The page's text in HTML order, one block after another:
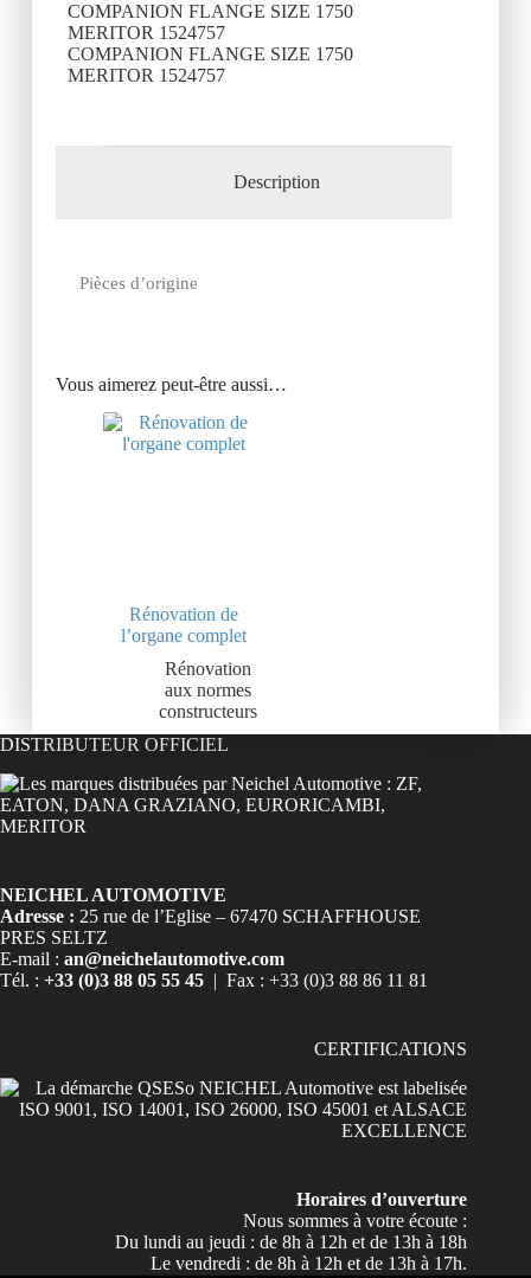
COMPANION FLANGE SIZE 1750
MERITOR 1524757
COMPANION FLANGE SIZE 1750
MERITOR 1524757
Description
Pièces d’origine
Vous aimerez peut-être aussi…
Rénovation de
l’organe complet
Rénovation
aux normes
constructeurs
DISTRIBUTEUR OFFICIEL
NEICHEL AUTOMOTIVE
Adresse : 25 rue de l’Eglise – 67470 SCHAFFHOUSE
PRES SELTZ
E-mail : an@neichelautomotive.com
Tél. : +33 (0)3 88 05 55 45 | Fax : +33 (0)3 88 86 11 81
CERTIFICATIONS
Horaires d’ouverture
Nous sommes à votre écoute :
Du lundi au jeudi : de 8h à 12h et de 13h à 18h
Le vendredi : de 8h à 12h et de 13h à 17h.